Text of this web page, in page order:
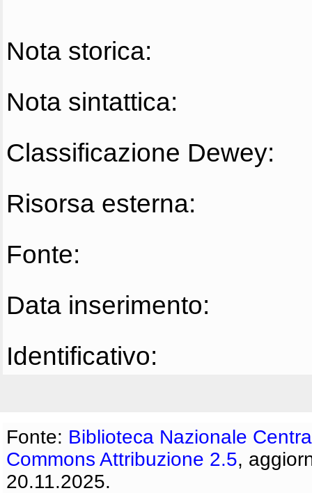
Nota storica:
Nota sintattica:
Classificazione Dewey:
Risorsa esterna:
Fonte:
Data inserimento:
Identificativo:
Fonte: Biblioteca Nazionale
Commons Attribuzione 2.5,
20.11.2025.